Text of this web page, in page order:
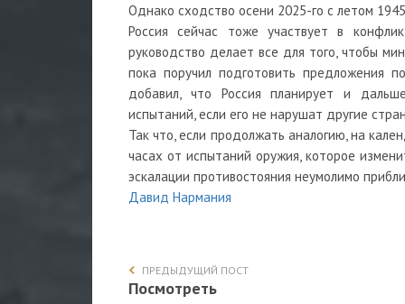
Однако сходство осени 2025-го с летом
Россия сейчас тоже участвует в
руководство делает все для того, чтобы
пока поручил подготовить предложения
добавил, что Россия планирует и
испытаний, если его не нарушат другие
Так что, если продолжать аналогию, на
часах от испытаний оружия, которое
эскалации противостояния неумолимо
Давид Нармания
ПРЕДЫДУЩИЙ ПОСТ
Посмотреть